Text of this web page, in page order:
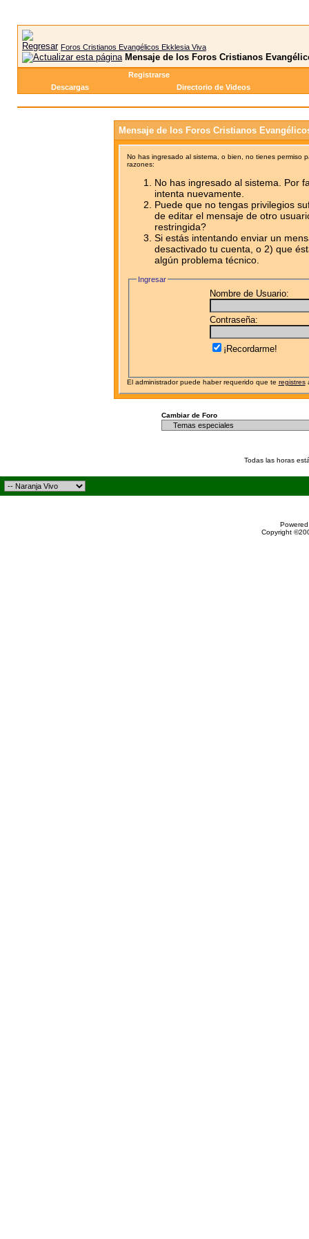
Foros Cristianos Evangélicos Ekklesia Viva
Mensaje de los Foros Cristianos
Registrarse
Descargas
Directorio de Videos
Mensaje de los Foros Cristianos
No has ingresado al sistema, o bien, no tienes permiso
razones:
No has ingresado al sistema. Por
intenta nuevamente.
Puede que no tengas privilegios
de editar el mensaje de otro
restringida?
Si estás intentando enviar un
desactivado tu cuenta, o 2) que
algún problema técnico.
Ingresar
Nombre de Usuario:
Contraseña:
¡Recordarme!
El administrador puede haber requerido que te registres
Cambiar de Foro
Todas las horas
Copyright